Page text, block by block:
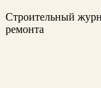
Строительный
ремонта